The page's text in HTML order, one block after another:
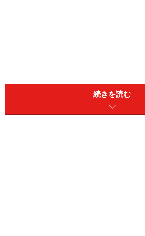
トップクラスの感染力！ 1
へ感染が拡大する麻しん
麻しんはさまざまな意味で注意すべ
続きを読む